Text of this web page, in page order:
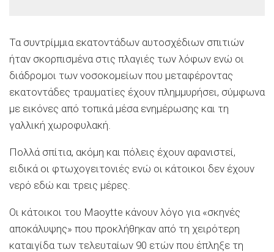
Τα συντρίμμια εκατοντάδων αυτοσχέδιων σπιτιών
ήταν σκορπισμένα στις πλαγιές των λόφων ενώ οι
διάδρομοι των νοσοκομείων που μεταφέροντας
εκατοντάδες τραυματίες έχουν πλημμυρήσει, σύμφωνα
με εικόνες από τοπικά μέσα ενημέρωσης και τη
γαλλική χωροφυλακή.
Πολλά σπίτια, ακόμη και πόλεις έχουν αφανιστεί,
ειδικά οι φτωχογειτονιές ενώ οι κάτοικοι δεν έχουν
νερό εδώ και τρεις μέρες.
Οι κάτοικοι του Maoytte κάνουν λόγο για «σκηνές
αποκάλυψης» που προκλήθηκαν από τη χειρότερη
καταιγίδα των τελευταίων 90 ετών που έπληξε τη